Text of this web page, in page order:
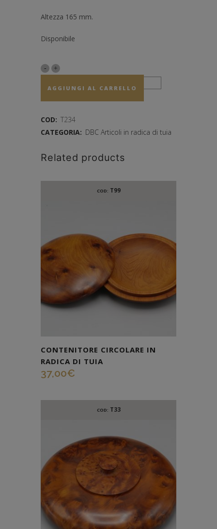
Altezza 165 mm.
Disponibile
AGGIUNGI AL CARRELLO
COD: T234
CATEGORIA: DBC Articoli in radica di tuia
Related products
COD: T99
CONTENITORE CIRCOLARE IN
RADICA DI TUIA
37,00€
COD: T33